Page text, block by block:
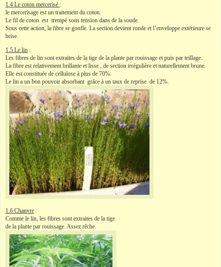
1.4 Le coton mercerisé :
le mercerisage est un traitement du coton.
Le fil de coton est trempé sous tension dans de la soude.
Sous cette action, la fibre se gonfle. La section devient ronde et l’enveloppe extérieure se
brise.
1.5 Le lin :
Les fibres de lin sont extraites de la tige de la plante par rouissage et puis par teillage.
La fibre est relativement brillante et lisse , de section irrégulière et naturellement brune.
Elle est constituée de cellulose à plus de 70%.
Le lin a un bon pouvoir absorbant grâce à un taux de reprise de 12%.
1.6 Chanvre :
Comme le lin, les fibres sont extraites de la tige
de la plante par rouissage. Assez rêche.